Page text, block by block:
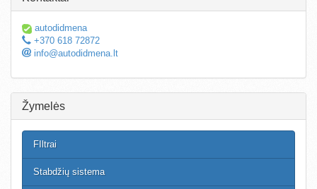
autodidmena
+370 618 72872
info@autodidmena.lt
Žymelės
FIltrai
Stabdžių sistema